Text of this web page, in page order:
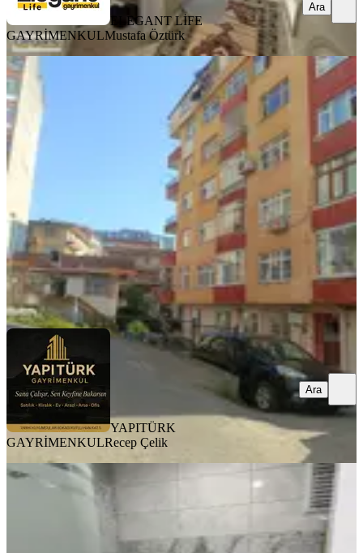
ELEGANT LİFE
GAYRİMENKULMustafa Öztürk
Ara
YÜK. TAVAN
Yapıtürk Gayrimenkul'den Şehrin
Göbeğinde 3+1 130 M² 4. Kat Fırsat
Merkez, Tophane Mahallesi
130 m²·4. Kat·14.07.2026
YAPITÜRK GAYRİMENKUL Recep Çelik
Ara
YAPITÜRK
GAYRİMENKULRecep Çelik
Ara
SİTE İÇİ
Deniz Manzaralı Havuzlu Lüks Satılık
3+1 Daire!!
Merkez, Boğaz Mahallesi